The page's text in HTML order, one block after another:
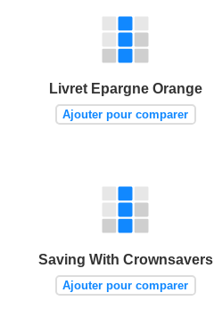
Livret Epargne Orange
Ajouter pour comparer
Saving With Crownsavers
Ajouter pour comparer